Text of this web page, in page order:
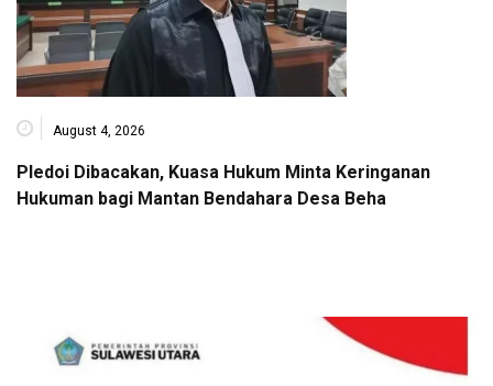
August 4, 2026
Pledoi Dibacakan, Kuasa Hukum Minta Keringanan
Hukuman bagi Mantan Bendahara Desa Beha